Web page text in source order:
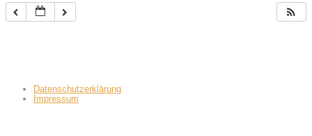
Datenschutzerklärung
Impressum